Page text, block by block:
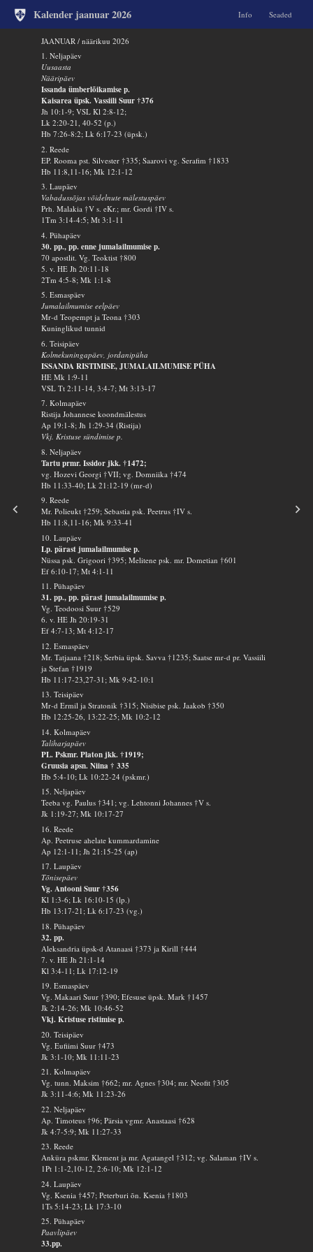
Kalender jaanuar 2026 Info Seaded
JAANUAR / näärikuu 2026
1. Neljapäev
Uusaasta
Nääripäev
Issanda ümberlõikamise p.
Kaisarea üpsk. Vassiili Suur †376
Jh 10:1-9; VSL Kl 2:8-12;
Lk 2:20-21, 40-52 (p.)
Hb 7:26-8:2; Lk 6:17-23 (üpsk.)
2. Reede
EP. Rooma pst. Silvester †335; Saarovi vg. Serafim †1833
Hb 11:8,11-16; Mk 12:1-12
3. Laupäev
Vabadussõjas võidelnute mälestuspäev
Prh. Malakia †V s. eKr.; mr. Gordi †IV s.
1Tm 3:14-4:5; Mt 3:1-11
4. Pühapäev
30. pp., pp. enne jumalailmumise p.
70 apostlit. Vg. Teoktist †800
5. v. HE Jh 20:11-18
2Tm 4:5-8; Mk 1:1-8
5. Esmaspäev
Jumalailmumise eelpäev
Mr-d Teopempt ja Teona †303
Kuninglikud tunnid
6. Teisipäev
Kolmekuningapäev, jordanipüha
ISSANDA RISTIMISE, JUMALAILMUMISE PÜHA
HE Mk 1:9-11
VSL Tt 2:11-14, 3:4-7; Mt 3:13-17
7. Kolmapäev
Ristija Johannese koondmälestus
Ap 19:1-8; Jh 1:29-34 (Ristija)
Vkj. Kristuse sündimise p.
8. Neljapäev
Tartu prmr. Issidor jkk. †1472;
vg. Hozevi Georgi †VII; vg. Domniika †474
Hb 11:33-40; Lk 21:12-19 (mr-d)
9. Reede
Mr. Polieukt †259; Sebastia psk. Peetrus †IV s.
Hb 11:8,11-16; Mk 9:33-41
10. Laupäev
Lp. pärast jumalailmumise p.
Nüssa psk. Grigoori †395; Melitene psk. mr. Dometian †601
Ef 6:10-17; Mt 4:1-11
11. Pühapäev
31. pp., pp. pärast jumalailmumise p.
Vg. Teodoosi Suur †529
6. v. HE Jh 20:19-31
Ef 4:7-13; Mt 4:12-17
12. Esmaspäev
Mr. Tatjaana †218; Serbia üpsk. Savva †1235; Saatse mr-d pr. Vassiili
ja Stefan †1919
Hb 11:17-23,27-31; Mk 9:42-10:1
13. Teisipäev
Mr-d Ermil ja Stratonik †315; Nisibise psk. Jaakob †350
Hb 12:25-26, 13:22-25; Mk 10:2-12
14. Kolmapäev
Taliharjapäev
PL. Pskmr. Platon jkk. †1919;
Gruusia apsn. Niina † 335
Hb 5:4-10; Lk 10:22-24 (pskmr.)
15. Neljapäev
Teeba vg. Paulus †341; vg. Lehtonni Johannes †V s.
Jk 1:19-27; Mk 10:17-27
16. Reede
Ap. Peetruse ahelate kummardamine
Ap 12:1-11; Jh 21:15-25 (ap)
17. Laupäev
Tõnisepäev
Vg. Antooni Suur †356
Kl 1:3-6; Lk 16:10-15 (lp.)
Hb 13:17-21; Lk 6:17-23 (vg.)
18. Pühapäev
32. pp.
Aleksandria üpsk-d Atanaasi †373 ja Kirill †444
7. v. HE Jh 21:1-14
Kl 3:4-11; Lk 17:12-19
19. Esmaspäev
Vg. Makaari Suur †390; Efesuse üpsk. Mark †1457
Jk 2:14-26; Mk 10:46-52
Vkj. Kristuse ristimise p.
20. Teisipäev
Vg. Eufiimi Suur †473
Jk 3:1-10; Mk 11:11-23
21. Kolmapäev
Vg. tunn. Maksim †662; mr. Agnes †304; mr. Neofit †305
Jk 3:11-4:6; Mk 11:23-26
22. Neljapäev
Ap. Timoteus †96; Pärsia vgmr. Anastaasi †628
Jk 4:7-5:9; Mk 11:27-33
23. Reede
Anküra pskmr. Klement ja mr. Agatangel †312; vg. Salaman †IV s.
1Pt 1:1-2,10-12, 2:6-10; Mk 12:1-12
24. Laupäev
Vg. Ksenia †457; Peterburi õn. Ksenia †1803
1Ts 5:14-23; Lk 17:3-10
25. Pühapäev
Paavlipäev
33.pp.